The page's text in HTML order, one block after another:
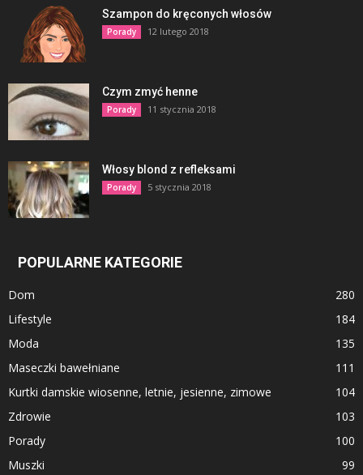
Szampon do kręconych włosów
Porady 12 lutego 2018
Czym zmyć henne
Porady 11 stycznia 2018
Włosy blond z refleksami
Porady 5 stycznia 2018
POPULARNE KATEGORIE
Dom
280
Lifestyle
184
Moda
135
Maseczki bawełniane
111
Kurtki damskie wiosenne, letnie, jesienne, zimowe
104
Zdrowie
103
Porady
100
Muszki
99